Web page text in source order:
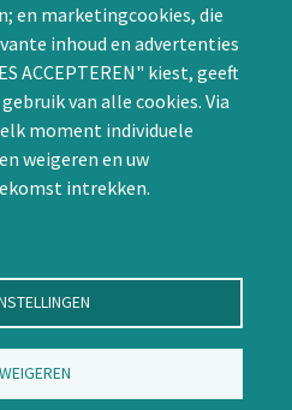
en marketingcookies, die
inhoud en advertenties
ACCEPTEREN" kiest, geeft
van alle cookies. Via
moment individuele
weigeren en uw
intrekken.